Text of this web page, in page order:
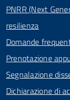
PNRR (Next
resilienza
Domande
Prenotazione
Segnalazione
Dichiarazione di